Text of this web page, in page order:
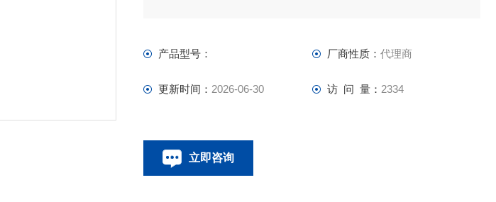
产品型号： 厂商性质： 代理商
更新时间： 2026-06-30 访 问 量： 2334
立即咨询